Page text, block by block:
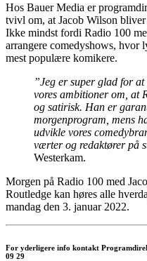
Hos Bauer Media er
tvivl om, at Jacob Wilson
Ikke mindst fordi Radio 100
arrangere comedyshows, hvor
mest populære komikere.
”Jeg er super glad for
vores ambitioner om, at
og satirisk. Han er
morgenprogram, mens
udvikle vores
værter og redaktører på
Westerkam.
Morgen på Radio 100 med
Routledge kan høres alle
mandag den 3. januar 2022.
For yderligere info kontakt
09 29